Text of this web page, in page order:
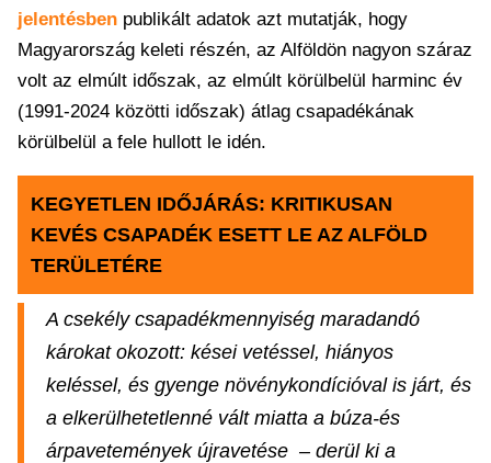
jelentésben publikált adatok azt mutatják, hogy
Magyarország keleti részén, az Alföldön nagyon száraz
volt az elmúlt időszak, az elmúlt körülbelül harminc év
(1991-2024 közötti időszak) átlag csapadékának
körülbelül a fele hullott le idén.
KEGYETLEN IDŐJÁRÁS: KRITIKUSAN
KEVÉS CSAPADÉK ESETT LE AZ ALFÖLD
TERÜLETÉRE
A csekély csapadékmennyiség maradandó
károkat okozott: kései vetéssel, hiányos
keléssel, és gyenge növénykondícióval is járt, és
a elkerülhetetlenné vált miatta a búza-és
árpavetemények újravetése – derül ki a